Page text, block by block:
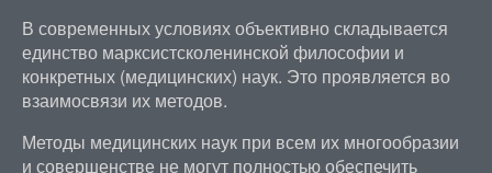
В современных условиях объективно складывается
единство марксистсколенинской философии и
конкретных (медицинских) наук. Это проявляется во
взаимосвязи их методов.
Методы медицинских наук при всем их многообразии
и совершенстве не могут полностью обеспечить